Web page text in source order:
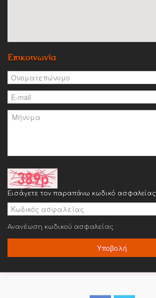
Επικοινωνία
Εισάγετε τον παραπάνω κωδικό ασφαλείας
Ανανέωση κωδικού ασφαλείας
Υποβολή